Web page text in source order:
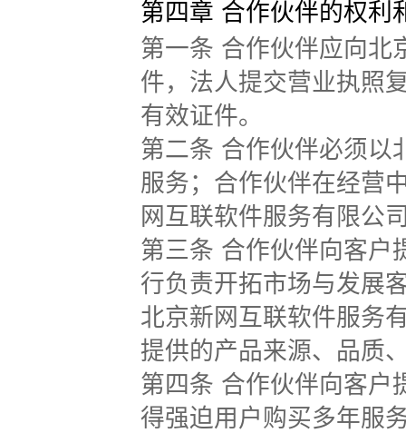
第四章 合作伙伴的权利
第一条 合作伙伴应向北
件，法人提交营业执照
有效证件。
第二条 合作伙伴必须以
服务；合作伙伴在经营
网互联软件服务有限公
第三条 合作伙伴向客户
行负责开拓市场与发展
北京新网互联软件服务
提供的产品来源、品质
第四条 合作伙伴向客户
得强迫用户购买多年服